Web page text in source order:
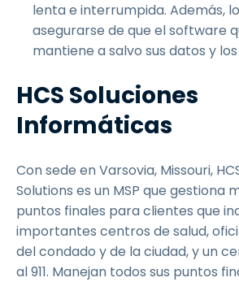
lenta e interrumpida. Además,
asegurarse de que el software
mantiene a salvo sus datos y
HCS Soluciones
Informáticas
Con sede en Varsovia, Missouri,
Solutions es un MSP que gestiona
puntos finales para clientes que
importantes centros de salud,
del condado y de la ciudad, y un
al 911. Manejan todos sus puntos